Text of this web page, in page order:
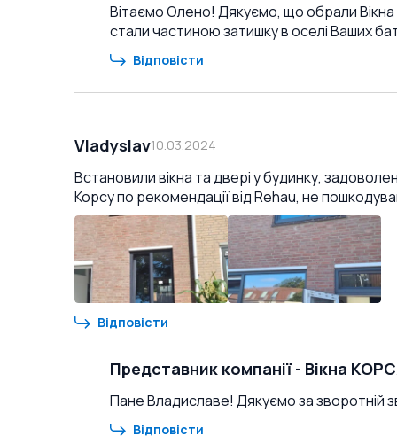
Вітаємо Олено! Дякуємо, що обрали Вікна
стали частиною затишку в оселі Ваших
Відповісти
Vladyslav10.03.2024
Встановили вікна та двері у будинку,
Корсу по рекомендації від Rehau, не
Відповісти
Представник компанії - Вікна
Пане Владиславе! Дякуємо за зворотній
Відповісти